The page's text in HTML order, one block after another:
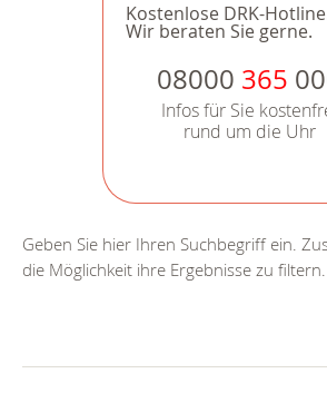
Kostenlose DRK-
Wir beraten Sie gerne.
08000 365
Infos für Sie
rund um die Uhr
Geben Sie hier Ihren Suchbegriff ein.
die Möglichkeit ihre Ergebnisse zu filtern.